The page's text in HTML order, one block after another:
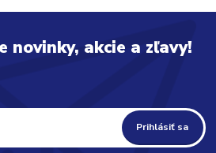
novinky, akcie a zľavy!
Prihlásiť sa